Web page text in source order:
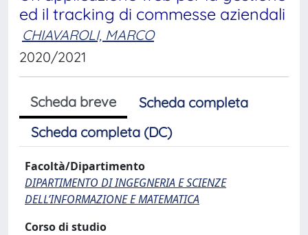
ed il tracking di commesse aziendali
CHIAVAROLI, MARCO
2020/2021
Scheda breve
Scheda completa
Scheda completa (DC)
Facoltà/Dipartimento
DIPARTIMENTO DI INGEGNERIA E SCIENZE
DELL’INFORMAZIONE E MATEMATICA
Corso di studio